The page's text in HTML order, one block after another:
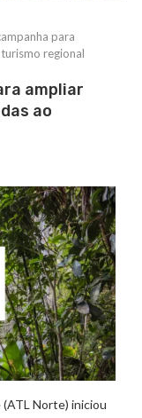
para
regional
ampliar
ao
Norte) iniciou